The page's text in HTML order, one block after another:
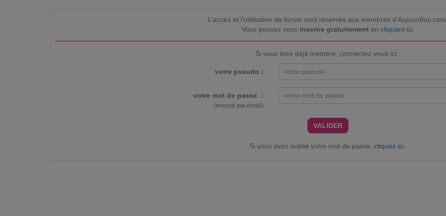
L’accès et l’utilisation du forum sont réservés aux membres d'Aujourdhui.com.
Vous pouvez vous inscrire gratuitementen cliquant ici
Si vous êtes déjà membre, connectez-vous ici :
votre pseudo :
votre mot de passe :
(envoyé par email)
VALIDER
Si vous avez oublié votre mot de passe,cliquez ici